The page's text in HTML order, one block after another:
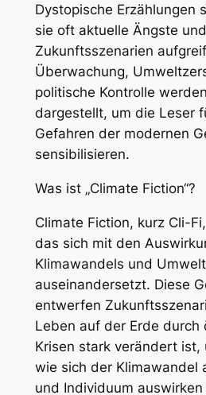
Dystopische Erzählungen
sie oft aktuelle Ängste und
Zukunftsszenarien
Überwachung,
politische Kontrolle
dargestellt, um die Leser
Gefahren der modernen
sensibilisieren.
Was ist „Climate Fiction“?
Climate Fiction, kurz Cli-
das sich mit den
Klimawandels und
auseinandersetzt. Diese
entwerfen
Leben auf der Erde durch
Krisen stark verändert ist,
wie sich der Klimawandel
und Individuum